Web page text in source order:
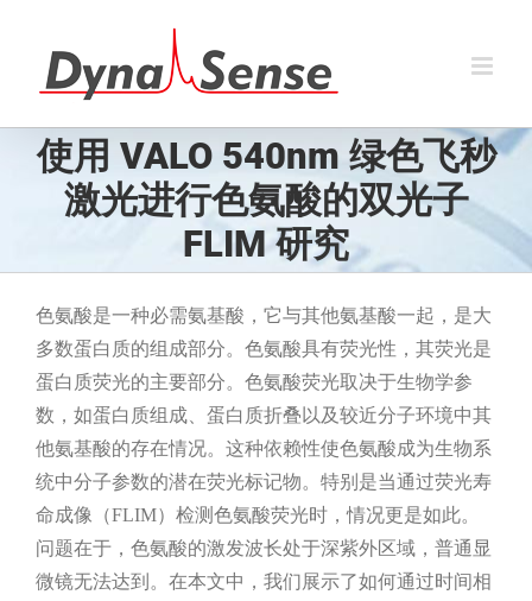
使用 VALO 540nm 绿色飞秒
激光进行色氨酸的双光子
FLIM 研究
色氨酸是一种必需氨基酸，它与其他氨基酸一起，是大
多数蛋白质的组成部分。色氨酸具有荧光性，其荧光是
蛋白质荧光的主要部分。色氨酸荧光取决于生物学参
数，如蛋白质组成、蛋白质折叠以及较近分子环境中其
他氨基酸的存在情况。这种依赖性使色氨酸成为生物系
统中分子参数的潜在荧光标记物。特别是当通过荧光寿
命成像（FLIM）检测色氨酸荧光时，情况更是如此。
问题在于，色氨酸的激发波长处于深紫外区域，普通显
微镜无法达到。在本文中，我们展示了如何通过时间相